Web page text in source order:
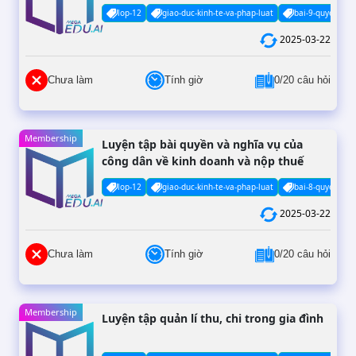
tài sản của người khác
lop-12 giao-duc-kinh-te-va-phap-luat bai-9-quyen-va-
2025-03-22
Chưa làm Tính giờ 0/20 câu hỏi
Membership
Luyện tập bài quyền và nghĩa vụ của
công dân về kinh doanh và nộp thuế
lop-12 giao-duc-kinh-te-va-phap-luat bai-8-quyen-va-
2025-03-22
Chưa làm Tính giờ 0/20 câu hỏi
Membership Luyện tập quản lí thu, chi trong gia đình